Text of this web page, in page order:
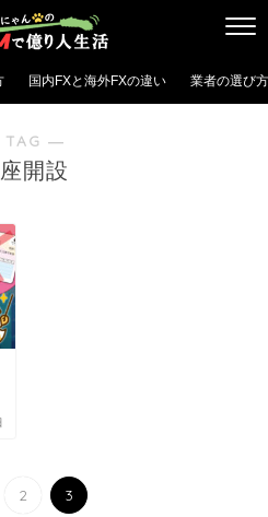
国内FXと海外FXの違い 業者の選び方
―
開設
2 3